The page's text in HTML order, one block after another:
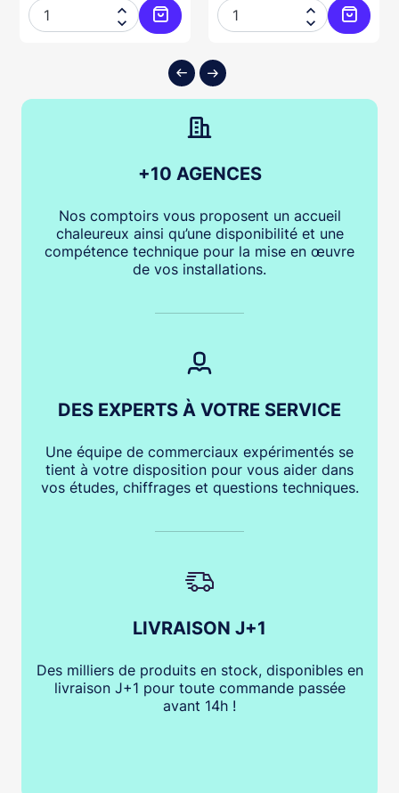
au panier


Ajouter au panier


+10 AGENCES
Nos comptoirs vous proposent un accueil
chaleureux ainsi qu’une disponibilité et une
compétence technique pour la mise en œuvre
de vos installations.
DES EXPERTS À VOTRE SERVICE
Une équipe de commerciaux expérimentés se
tient à votre disposition pour vous aider dans
vos études, chiffrages et questions techniques.
LIVRAISON J+1
Des milliers de produits en stock, disponibles en
livraison J+1 pour toute commande passée
avant 14h !